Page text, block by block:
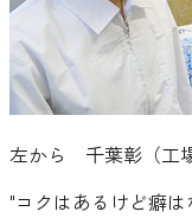
左から 千葉彰（工
"コクはあるけど癖